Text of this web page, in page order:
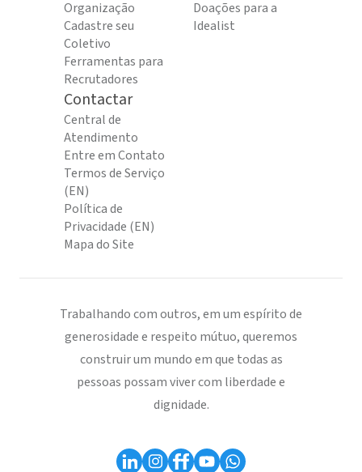
Organização
Cadastre seu
Coletivo
Ferramentas para
Recrutadores
Doações para a
Idealist
Contactar
Central de
Atendimento
Entre em Contato
Termos de Serviço
(EN)
Política de
Privacidade (EN)
Mapa do Site
Trabalhando com outros, em um espírito de
generosidade e respeito mútuo, queremos
construir um mundo em que todas as
pessoas possam viver com liberdade e
dignidade.